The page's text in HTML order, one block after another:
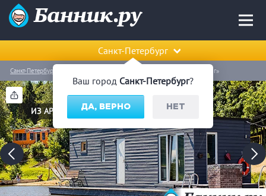
Ваш город Санкт-Петербург?
ДА, ВЕРНО НЕТ
Санкт-Петербург
ИЗ АРХИВА
Санкт-Петербург Загородный клуб «Северный Берег»